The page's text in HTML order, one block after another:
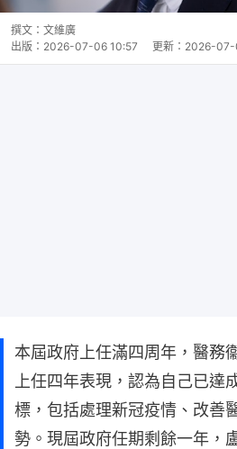
撰文： 文維廣
出版： 2026-07-06 10:57 更新： 2026-07-
本屆政府上任滿四周年，醫務
上任四年表現，認為自己已達
標，包括處理新冠疫情、改善
勢。現屆政府任期剩餘一年，